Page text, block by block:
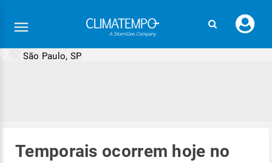
seu
São Paulo, SP
Temporais ocorrem hoje no